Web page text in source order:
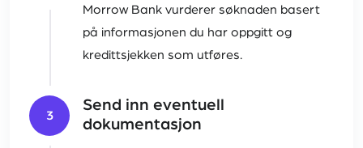
Morrow Bank vurderer søknaden basert
på informasjonen du har oppgitt og
kredittsjekken som utføres.
3
Send inn eventuell
dokumentasjon